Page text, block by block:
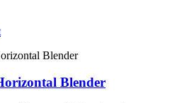
Blender